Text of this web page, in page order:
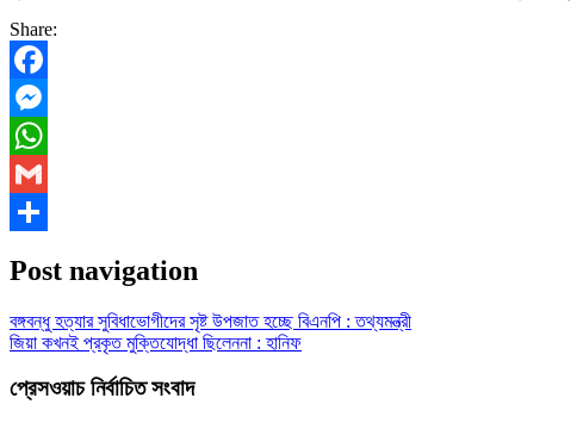
Share:
Facebook
Messenger
WhatsApp
Gmail
Post navigation
বঙ্গবন্ধু হত্যার সুবিধাভোগীদের সৃষ্ট উপজাত হচ্ছে বিএনপি : তথ্যমন্ত্রী
জিয়া কখনই প্রকৃত মুক্তিযোদ্ধা ছিলেননা : হানিফ
প্রেসওয়াচ নির্বাচিত সংবাদ